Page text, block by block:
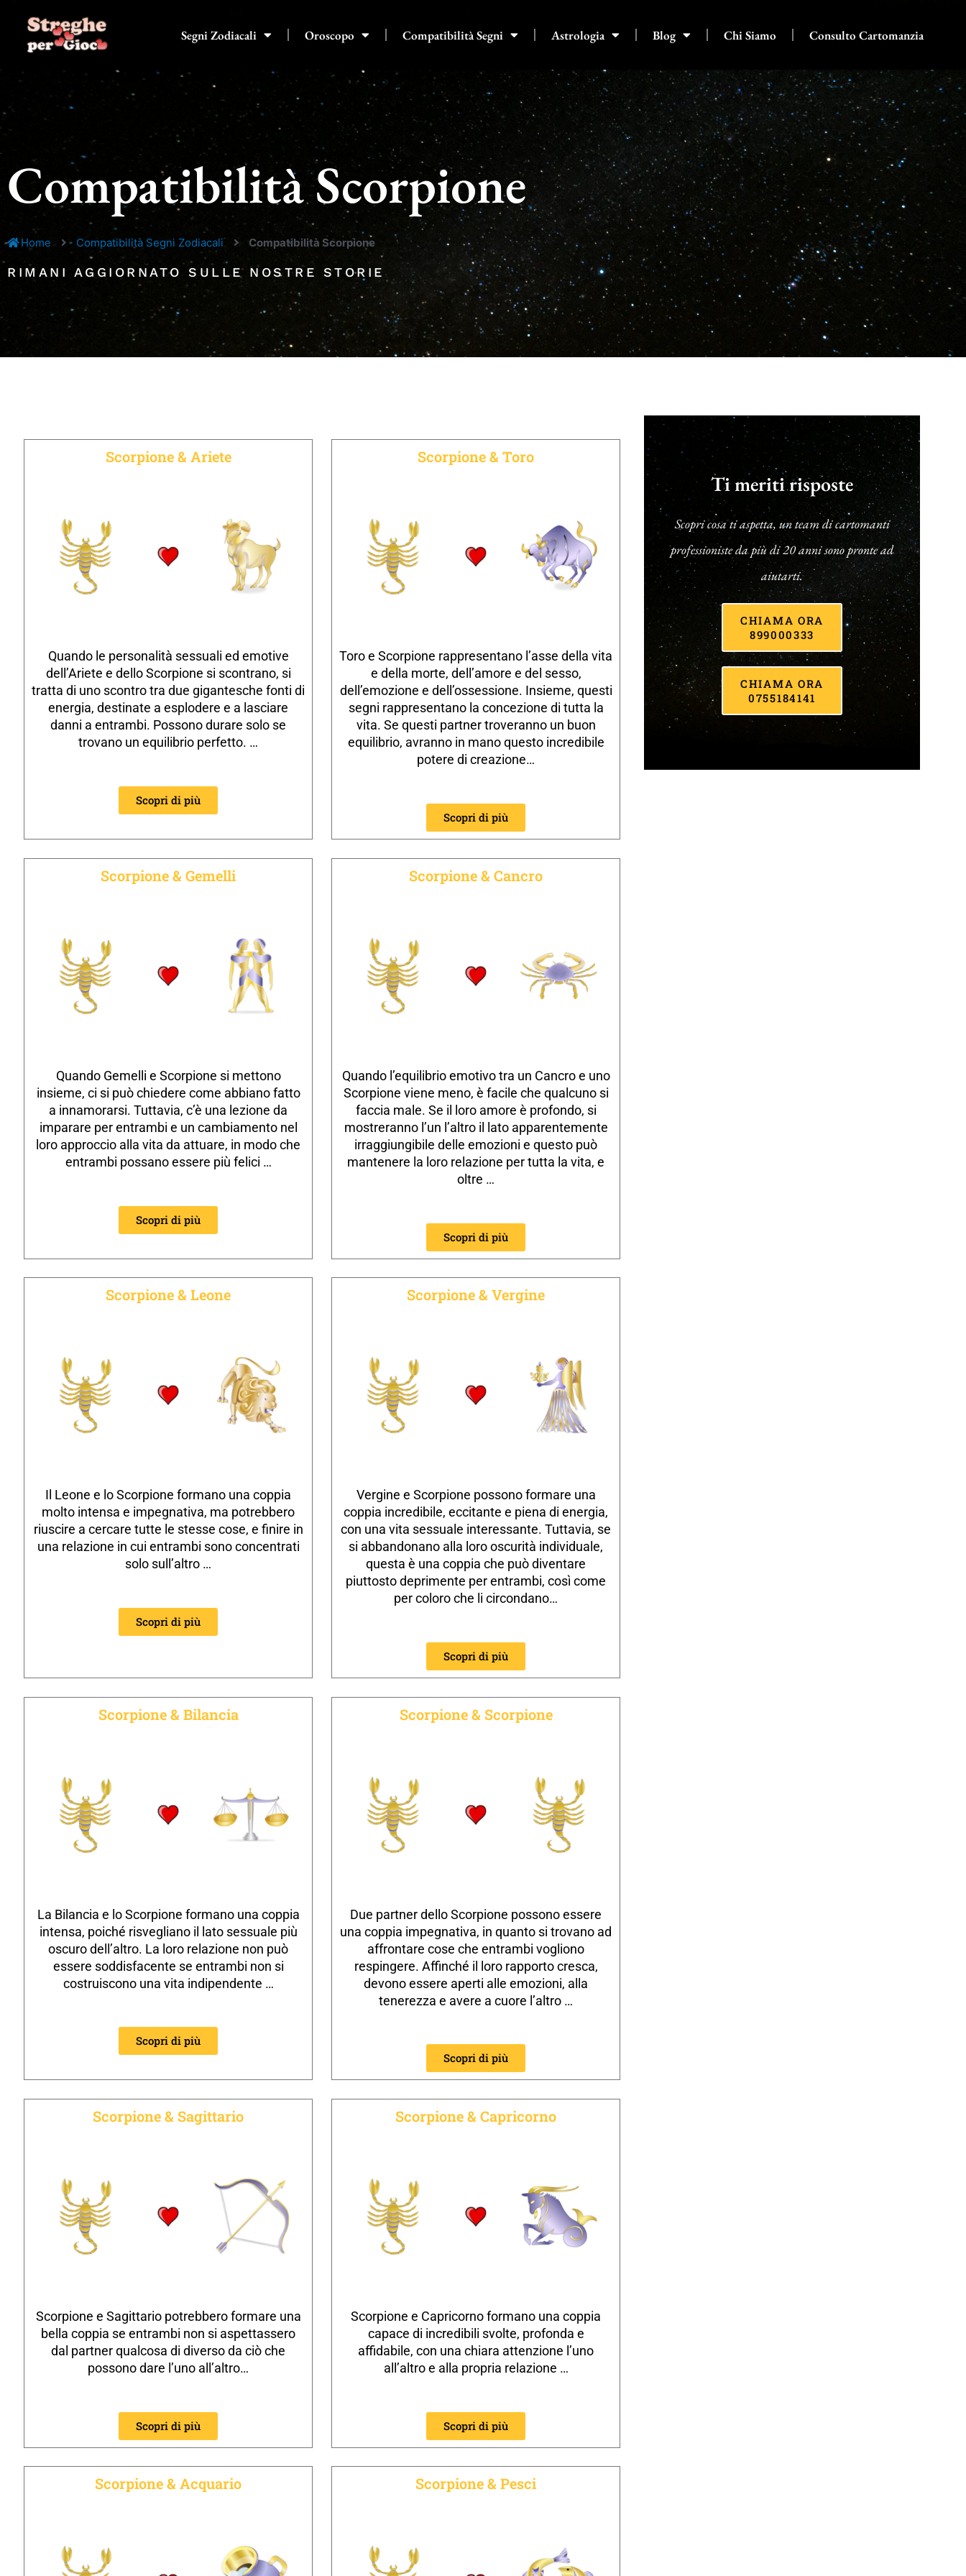
contenuto
Segni Zodiacali Oroscopo Compatibilità Segni Astrologia Blog Chi Siamo Consulto Cartomanzia
Compatibilità Scorpione
Home Compatibilità Segni Zodiacali Compatibilità Scorpione
RIMANI AGGIORNATO SULLE NOSTRE STORIE
Scorpione & Ariete
Quando le personalità sessuali ed emotive
dell’Ariete e dello Scorpione si scontrano, si
tratta di uno scontro tra due gigantesche fonti di
energia, destinate a esplodere e a lasciare
danni a entrambi. Possono durare solo se
trovano un equilibrio perfetto. …
Scopri di più
Scorpione & Toro
Toro e Scorpione rappresentano l’asse della vita
e della morte, dell’amore e del sesso,
dell’emozione e dell’ossessione. Insieme, questi
segni rappresentano la concezione di tutta la
vita. Se questi partner troveranno un buon
equilibrio, avranno in mano questo incredibile
potere di creazione…
Scopri di più
Scorpione & Gemelli
Quando Gemelli e Scorpione si mettono
insieme, ci si può chiedere come abbiano fatto
a innamorarsi. Tuttavia, c’è una lezione da
imparare per entrambi e un cambiamento nel
loro approccio alla vita da attuare, in modo che
entrambi possano essere più felici …
Scopri di più
Scorpione & Cancro
Quando l’equilibrio emotivo tra un Cancro e uno
Scorpione viene meno, è facile che qualcuno si
faccia male. Se il loro amore è profondo, si
mostreranno l’un l’altro il lato apparentemente
irraggiungibile delle emozioni e questo può
mantenere la loro relazione per tutta la vita, e
oltre …
Scopri di più
Scorpione & Leone
Il Leone e lo Scorpione formano una coppia
molto intensa e impegnativa, ma potrebbero
riuscire a cercare tutte le stesse cose, e finire in
una relazione in cui entrambi sono concentrati
solo sull’altro …
Scopri di più
Scorpione & Vergine
Vergine e Scorpione possono formare una
coppia incredibile, eccitante e piena di energia,
con una vita sessuale interessante. Tuttavia, se
si abbandonano alla loro oscurità individuale,
questa è una coppia che può diventare
piuttosto deprimente per entrambi, così come
per coloro che li circondano…
Scopri di più
Scorpione & Bilancia
La Bilancia e lo Scorpione formano una coppia
intensa, poiché risvegliano il lato sessuale più
oscuro dell’altro. La loro relazione non può
essere soddisfacente se entrambi non si
costruiscono una vita indipendente …
Scopri di più
Scorpione & Scorpione
Due partner dello Scorpione possono essere
una coppia impegnativa, in quanto si trovano ad
affrontare cose che entrambi vogliono
respingere. Affinché il loro rapporto cresca,
devono essere aperti alle emozioni, alla
tenerezza e avere a cuore l’altro …
Scopri di più
Scorpione & Sagittario
Scorpione e Sagittario potrebbero formare una
bella coppia se entrambi non si aspettassero
dal partner qualcosa di diverso da ciò che
possono dare l’uno all’altro…
Scopri di più
Scorpione & Capricorno
Scorpione e Capricorno formano una coppia
capace di incredibili svolte, profonda e
affidabile, con una chiara attenzione l’uno
all’altro e alla propria relazione …
Scopri di più
Scorpione & Acquario Scorpione & Pesci
Ti meriti risposte
Scopri cosa ti aspetta, un team di cartomanti
professioniste da più di 20 anni sono pronte ad
aiutarti.
CHIAMA ORA
899000333
CHIAMA ORA
0755184141